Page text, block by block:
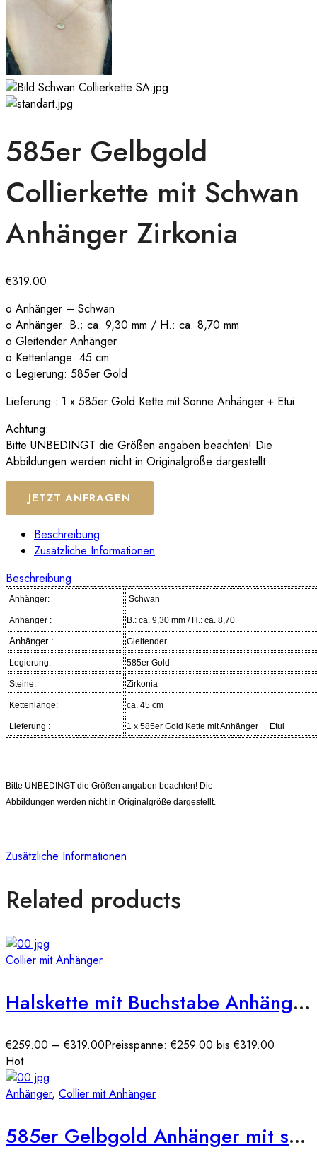
585er Gelbgold
Collierkette mit Schwan
Anhänger Zirkonia
€319.00
o Anhänger – Schwan
o Anhänger: B.; ca. 9,30 mm / H.: ca. 8,70 mm
o Gleitender Anhänger
o Kettenlänge: 45 cm
o Legierung: 585er Gold
Lieferung : 1 x 585er Gold Kette mit Sonne Anhänger + Etui
Achtung:
Bitte UNBEDINGT die Größen angaben beachten! Die
Abbildungen werden nicht in Originalgröße dargestellt.
JETZT ANFRAGEN
Beschreibung
Zusätzliche Informationen
Beschreibung
Anhänger: Schwan
Anhänger : B.: ca. 9,30 mm / H.: ca. 8,70
Anhänger : Gleitender
Legierung: 585er Gold
Steine: Zirkonia
Kettenlänge: ca. 45 cm
Lieferung : 1 x 585er Gold Kette mit Anhänger + Etui
Bitte UNBEDINGT die Größen angaben beachten! Die
Abbildungen werden nicht in Originalgröße dargestellt.
Zusätzliche Informationen
Related products
Collier mit Anhänger
Halskette mit Buchstabe Anhänger WG 585er
€259.00 –€319.00Preisspanne: €259.00 bis €319.00
Hot
Anhänger, Collier mit Anhänger
585er Gelbgold Anhänger mit synth. Rubin